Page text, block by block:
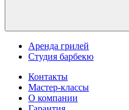
Аренда грилей
Студия барбекю
Контакты
Мастер-классы
О компании